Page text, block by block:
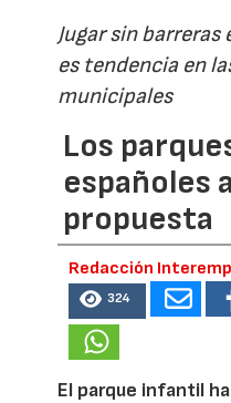
Jugar sin
es tendencia en
municipales
Los
españoles
propuesta
Redacción
324
El parque infantil